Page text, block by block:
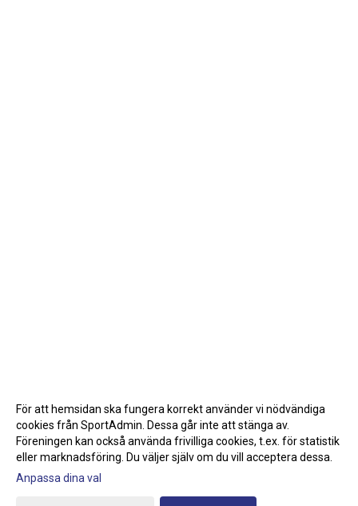
Gå till Webbversion
För att hemsidan ska fungera korrekt använder vi nödvändiga
cookies från SportAdmin. Dessa går inte att stänga av.
Föreningen kan också använda frivilliga cookies, t.ex. för statistik
eller marknadsföring. Du väljer själv om du vill acceptera dessa.
Anpassa dina val